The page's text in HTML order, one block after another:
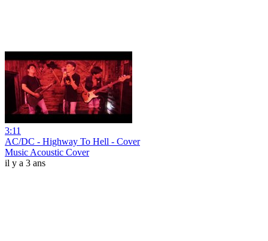
3:11
AC/DC - Highway To Hell - Cover
Music Acoustic Cover
il y a 3 ans